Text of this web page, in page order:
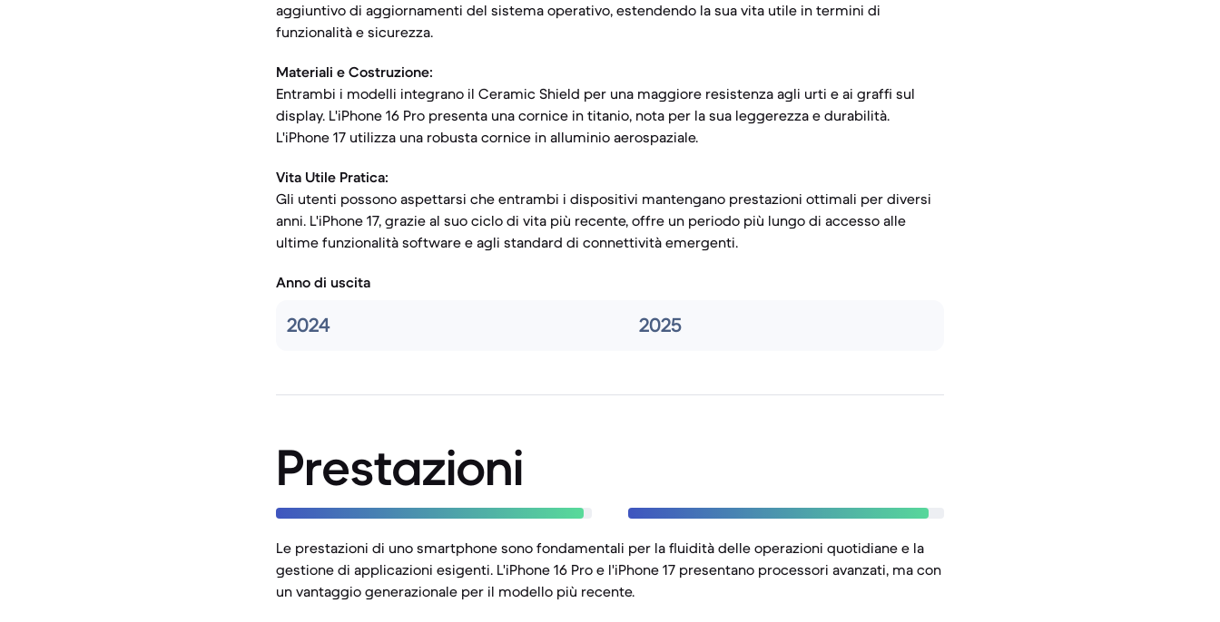
aggiuntivo di aggiornamenti del sistema operativo, estendendo la sua vita utile in termini di
funzionalità e sicurezza.
Materiali e Costruzione:
Entrambi i modelli integrano il Ceramic Shield per una maggiore resistenza agli urti e ai graffi sul
display. L'iPhone 16 Pro presenta una cornice in titanio, nota per la sua leggerezza e durabilità.
L'iPhone 17 utilizza una robusta cornice in alluminio aerospaziale.
Vita Utile Pratica:
Gli utenti possono aspettarsi che entrambi i dispositivi mantengano prestazioni ottimali per diversi
anni. L'iPhone 17, grazie al suo ciclo di vita più recente, offre un periodo più lungo di accesso alle
ultime funzionalità software e agli standard di connettività emergenti.
Anno di uscita
2024 2025
Prestazioni
Le prestazioni di uno smartphone sono fondamentali per la fluidità delle operazioni quotidiane e la
gestione di applicazioni esigenti. L'iPhone 16 Pro e l'iPhone 17 presentano processori avanzati, ma con
un vantaggio generazionale per il modello più recente.